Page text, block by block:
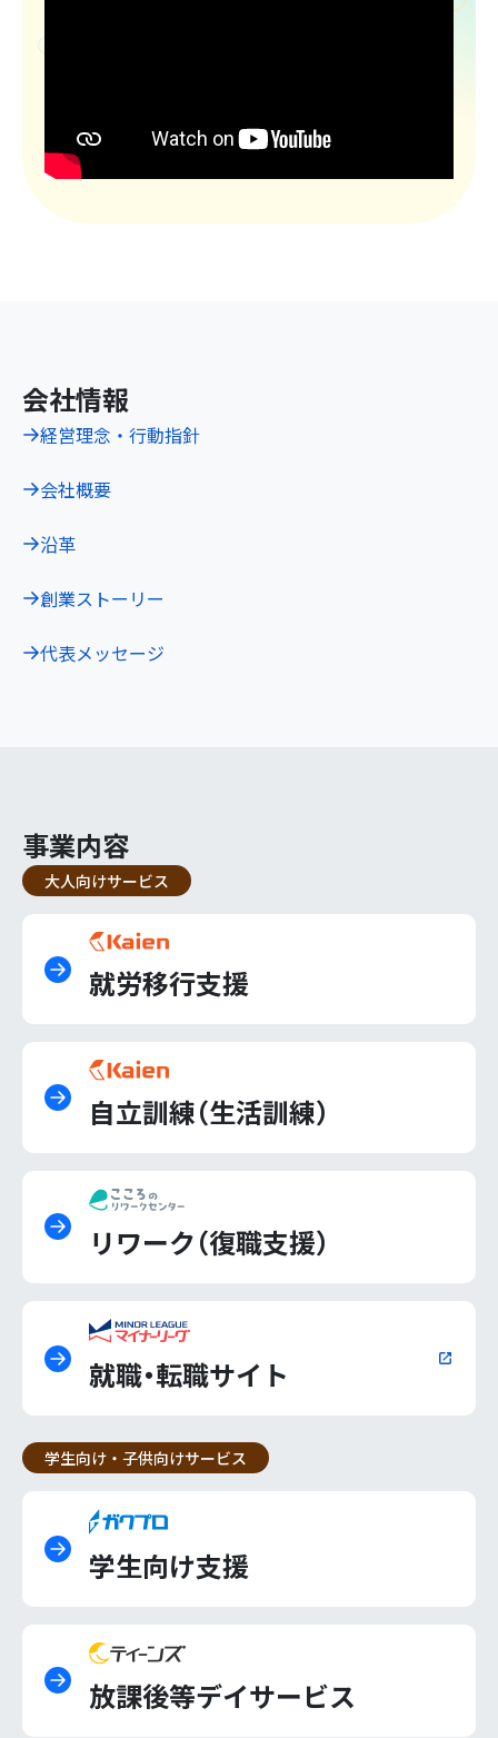
会社情報
経営理念・行動指針
会社概要
沿革
創業ストーリー
代表メッセージ
事業内容
大人向けサービス
就労移行支援
自立訓練（生活訓練）
リワーク（復職支援）
就職・転職サイト
学生向け・子供向けサービス
学生向け支援
放課後等デイサービス